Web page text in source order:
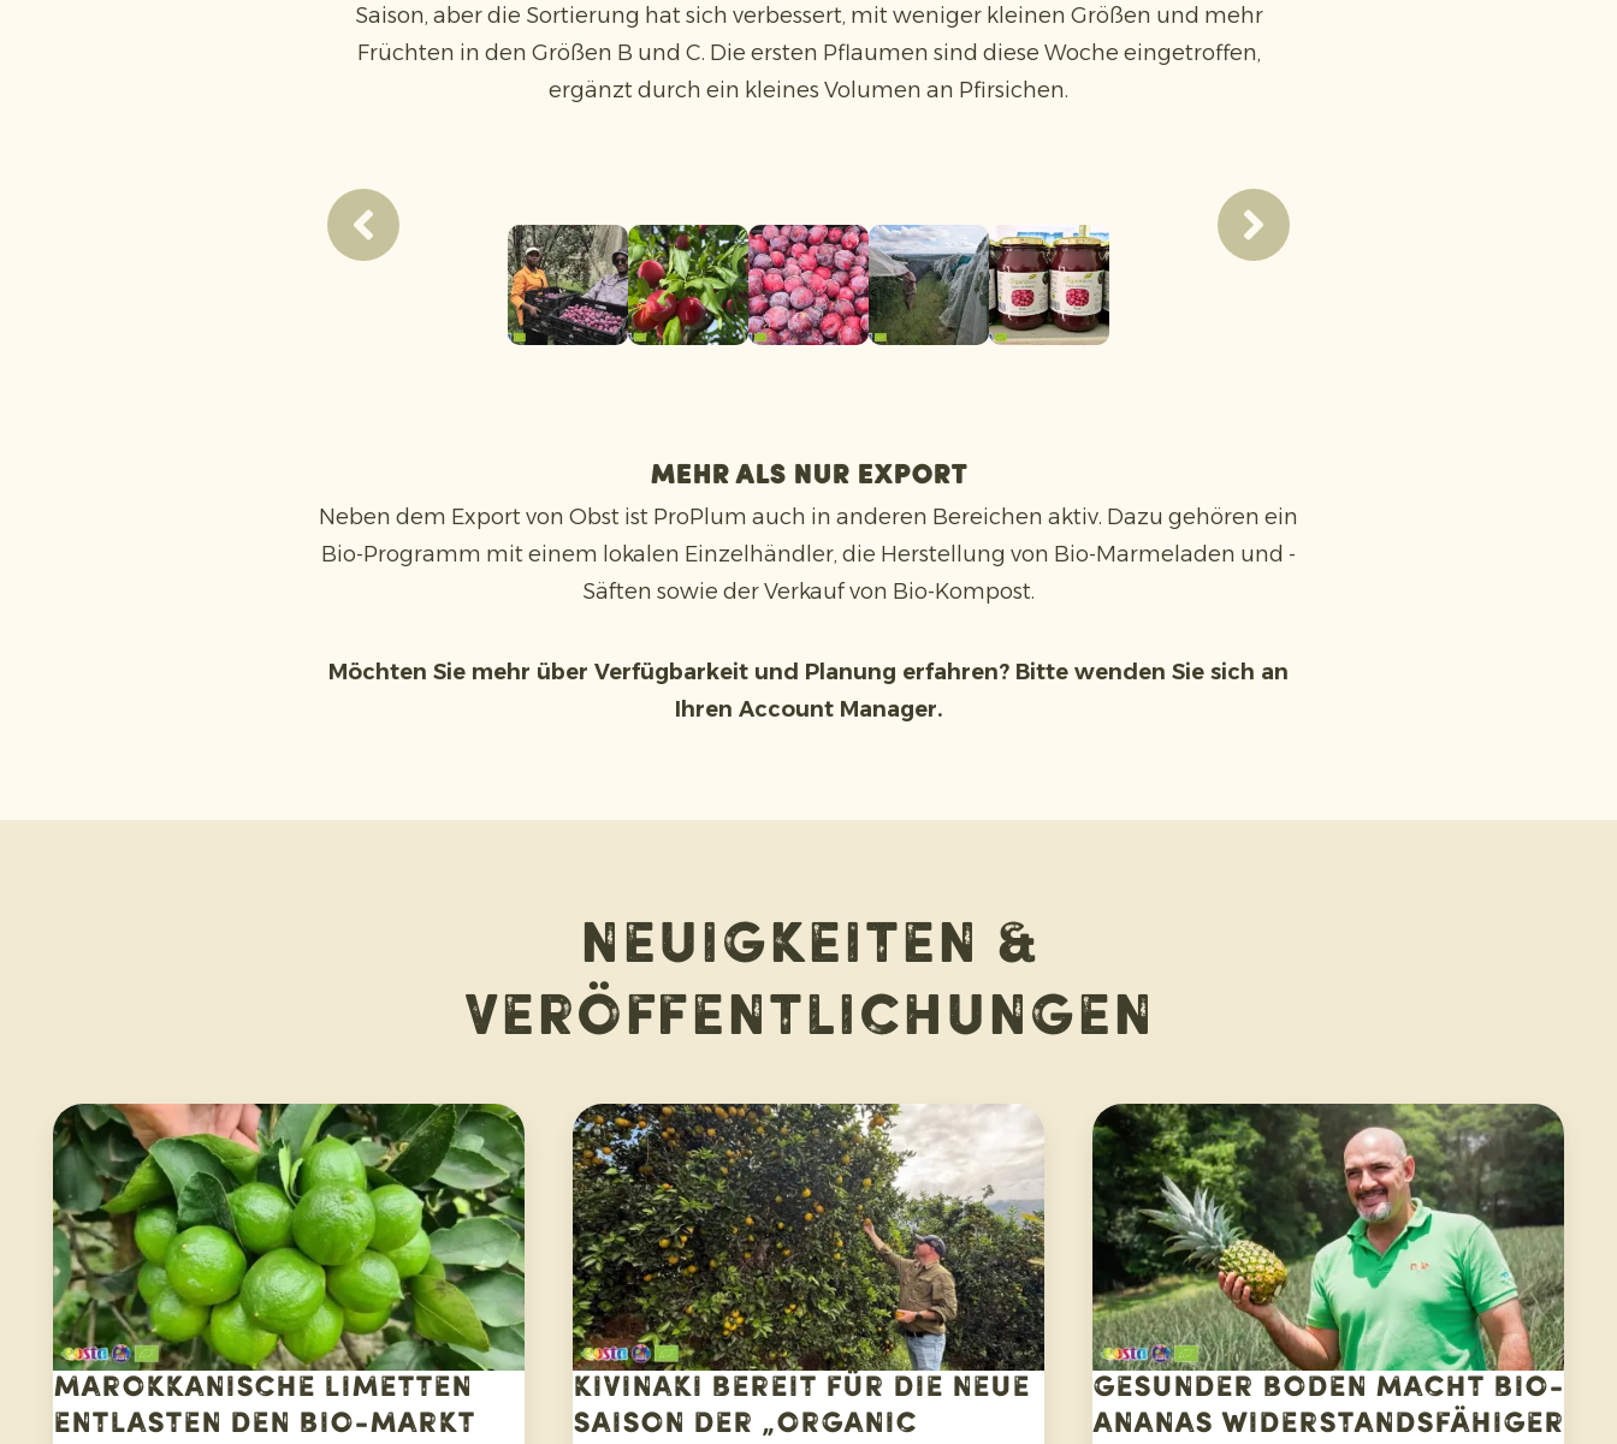
Saison, aber die Sortierung hat sich verbessert, mit weniger kleinen Größen und mehr
Früchten in den Größen B und C. Die ersten Pflaumen sind diese Woche eingetroffen,
ergänzt durch ein kleines Volumen an Pfirsichen.
Mehr als nur Export
Neben dem Export von Obst ist ProPlum auch in anderen Bereichen aktiv. Dazu gehören ein
Bio-Programm mit einem lokalen Einzelhändler, die Herstellung von Bio-Marmeladen und -
Säften sowie der Verkauf von Bio-Kompost.
Möchten Sie mehr über Verfügbarkeit und Planung erfahren? Bitte wenden Sie sich an
Ihren Account Manager.
Neuigkeiten &
Veröffentlichungen
Marokkanische Limetten
entlasten den Bio-Markt
Kivinaki bereit für die neue
Saison der „Organic
Gesunder Boden macht Bio-
Ananas widerstandsfähiger